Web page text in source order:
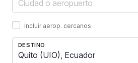
Incluir aerop. cercanos
DESTINO